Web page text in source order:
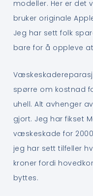
modeller. Her er det
bruker originale
Jeg har sett folk
bare for å oppleve
spørre om kostnad
uhell. Alt avhenger
gjort. Jeg har fikset
væskeskade for
jeg har sett tilfeller
kroner fordi
byttes.